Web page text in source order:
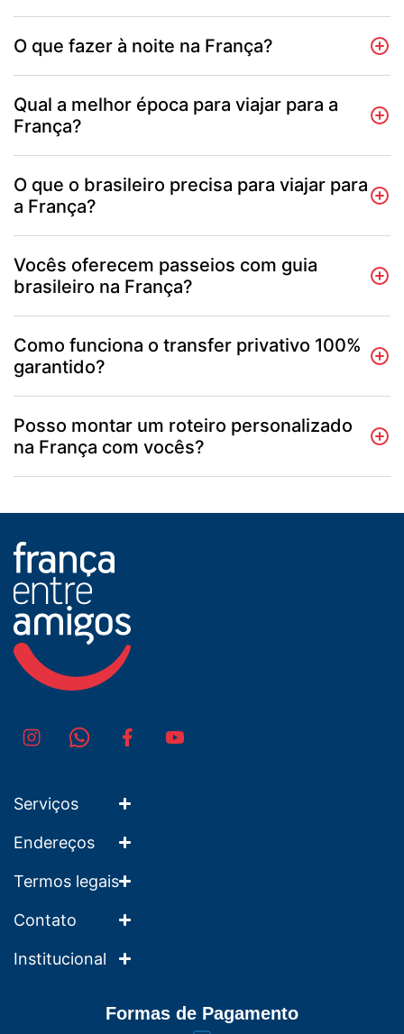
O que fazer à noite na França?
Qual a melhor época para viajar para a
França?
O que o brasileiro precisa para viajar para
a França?
Vocês oferecem passeios com guia
brasileiro na França?
Como funciona o transfer privativo 100%
garantido?
Posso montar um roteiro personalizado
na França com vocês?
Serviços
Endereços
Termos legais
Contato
Institucional
Formas de Pagamento